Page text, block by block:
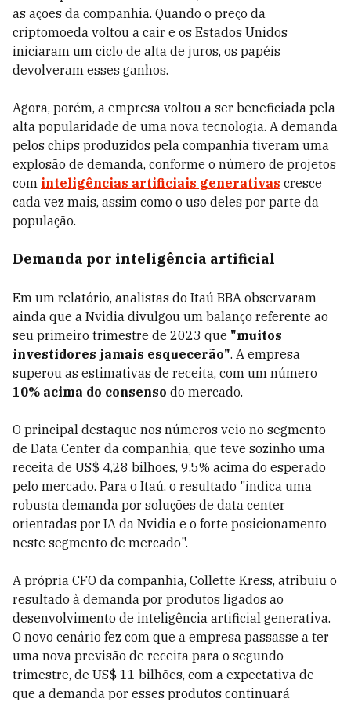
as ações da companhia. Quando o preço da
criptomoeda voltou a cair e os Estados Unidos
iniciaram um ciclo de alta de juros, os papéis
devolveram esses ganhos.
Agora, porém, a empresa voltou a ser beneficiada pela
alta popularidade de uma nova tecnologia. A demanda
pelos chips produzidos pela companhia tiveram uma
explosão de demanda, conforme o número de projetos
com inteligências artificiais generativas cresce
cada vez mais, assim como o uso deles por parte da
população.
Demanda por inteligência artificial
Em um relatório, analistas do Itaú BBA observaram
ainda que a Nvidia divulgou um balanço referente ao
seu primeiro trimestre de 2023 que "muitos
investidores jamais esquecerão". A empresa
superou as estimativas de receita, com um número
10% acima do consenso do mercado.
O principal destaque nos números veio no segmento
de Data Center da companhia, que teve sozinho uma
receita de US$ 4,28 bilhões, 9,5% acima do esperado
pelo mercado. Para o Itaú, o resultado "indica uma
robusta demanda por soluções de data center
orientadas por IA da Nvidia e o forte posicionamento
neste segmento de mercado".
A própria CFO da companhia, Collette Kress, atribuiu o
resultado à demanda por produtos ligados ao
desenvolvimento de inteligência artificial generativa.
O novo cenário fez com que a empresa passasse a ter
uma nova previsão de receita para o segundo
trimestre, de US$ 11 bilhões, com a expectativa de
que a demanda por esses produtos continuará